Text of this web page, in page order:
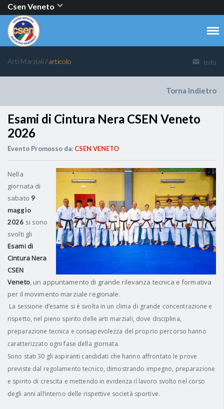
Csen Veneto
Arti Marziali⁄ articolo Info
Torna Indietro
Esami di Cintura Nera CSEN Veneto
2026
Evento Promosso da: CSEN VENETO
Nella
giornata di
sabato 9
maggio
2026 si sono
svolti gli
Esami di
Cintura Nera
CSEN
Veneto, un appuntamento di grande rilevanza tecnica e formativa
per il movimento marziale regionale.
La sessione d’esame si è svolta in un clima di grande concentrazione e
rispetto, nel pieno spirito delle arti marziali, dove disciplina,
preparazione tecnica e consapevolezza del proprio percorso hanno
caratterizzato ogni fase della giornata.
Sono stati 30 gli aspiranti candidati che hanno affrontato le prove
previste dal regolamento tecnico, dimostrando impegno, preparazione
e spirito di crescita e mettendo in evidenza il lavoro svolto nel corso
degli anni all’interno delle rispettive società sportive.